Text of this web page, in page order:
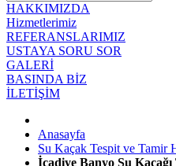
HAKKIMIZDA
Hizmetlerimiz
REFERANSLARIMIZ
USTAYA SORU SOR
GALERİ
BASINDA BİZ
İLETİŞİM
Anasayfa
Su Kaçak Tespit ve Tamir
İcadiye Banyo Su